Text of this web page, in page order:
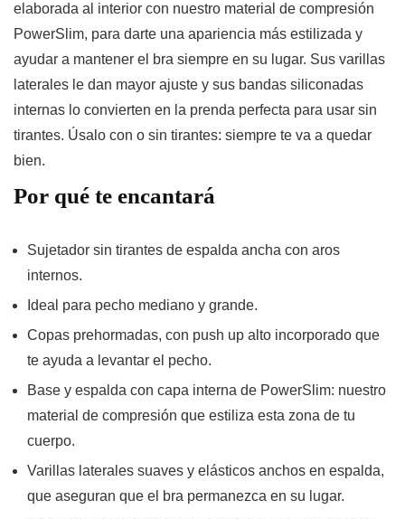
elaborada al interior con nuestro material de compresión
PowerSlim, para darte una apariencia más estilizada y
ayudar a mantener el bra siempre en su lugar. Sus varillas
laterales le dan mayor ajuste y sus bandas siliconadas
internas lo convierten en la prenda perfecta para usar sin
tirantes. Úsalo con o sin tirantes: siempre te va a quedar
bien.
Por qué te encantará
Sujetador sin tirantes de espalda ancha con aros
internos.
Ideal para pecho mediano y grande.
Copas prehormadas, con push up alto incorporado que
te ayuda a levantar el pecho.
Base y espalda con capa interna de PowerSlim: nuestro
material de compresión que estiliza esta zona de tu
cuerpo.
Varillas laterales suaves y elásticos anchos en espalda,
que aseguran que el bra permanezca en su lugar.